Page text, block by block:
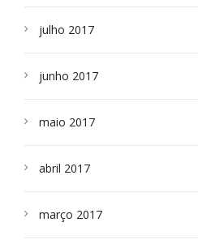
julho 2017
junho 2017
maio 2017
abril 2017
março 2017